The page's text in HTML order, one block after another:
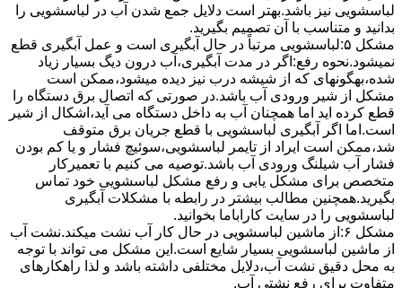
لباسشویی نیز باشد.بهتر است دلایل جمع شدن آب در لباسشویی را
بدانید و متناسب با آن تصمیم بگیرید.
مشکل ۵:لباسشویی مرتباً در ﺣﺎل آﺑﮕﯿﺮی اﺳﺖ و ﻋﻤﻞ آﺑﮕﯿﺮی ﻗﻄﻊ
نمیشود.نحوه رﻓﻊ:اﮔﺮ در ﻣﺪت آﺑﮕﯿﺮی،آب درون دﯾﮓ ﺑﺴﯿﺎر زﯾﺎد
ﺷﺪه،بهگونهای ﮐﻪ از ﺷﯿﺸﻪ درب ﻧﯿﺰ دﯾﺪه میشود،ممکن است
مشکل از شیر ورودی آب باشد.در صورتی که اتصال برق دستگاه را
قطع کرده اید اما همچنان آب به داخل دستگاه می آید،اشکال از شیر
است.اما اگر آبگیری لباسشویی با قطع جریان برق متوقف
شد،ممکن است ایراد از تایمر لباسشویی،سوئیچ فشار و یا کم بودن
فشار آب شیلنگ ورودی آب باشد.توصیه می کنیم با تعمیرکار
متخصص برای مشکل یابی و رفع مشکل لباسشویی خود تماس
بگیرید.همچنین مطالب بیشتر در رابطه با مشکلات آبگیری
لباسشویی را در سایت کاراباما بخوانید.
مشکل ۶:از ﻣﺎﺷﯿﻦ لباسشویی در ﺣﺎل ﮐﺎر آب ﻧﺸﺖ میکند.نشت آب
از ماشین لباسشویی بسیار شایع است.این مشکل می تواند با توجه
به محل دقیق نشت آب،دلایل مختلفی داشته باشد و لذا راهکارهای
متفاوت برای رفع نشتی آب.